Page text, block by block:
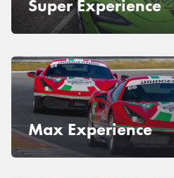
Super Experience
Max Experience